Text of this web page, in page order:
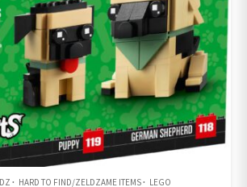
HARD TO FIND/ZELDZAME ITEMS LEGO